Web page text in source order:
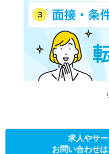
求人やサ
お問い合わせ